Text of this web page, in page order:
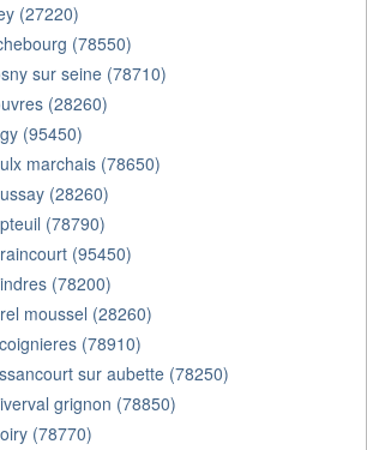
(27220)
(78550)
sur seine (78710)
(28260)
(95450)
marchais (78650)
(28260)
(78790)
(95450)
(78200)
moussel (28260)
(78910)
sur aubette (78250)
grignon (78850)
(78770)